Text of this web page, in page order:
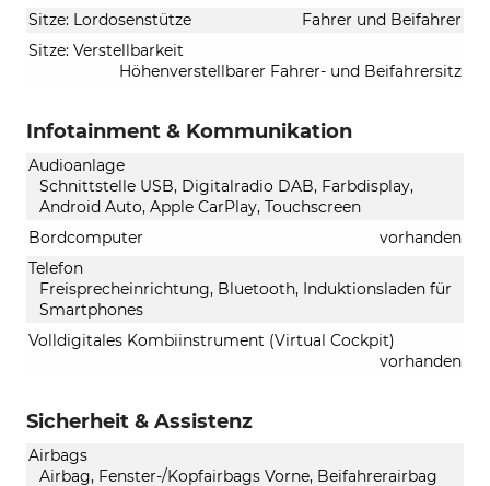
Sitze: Lordosenstütze
Fahrer und Beifahrer
Sitze: Verstellbarkeit
Höhenverstellbarer Fahrer- und Beifahrersitz
Infotainment & Kommunikation
Audioanlage
Schnittstelle USB, Digitalradio DAB, Farbdisplay,
Android Auto, Apple CarPlay, Touchscreen
Bordcomputer
vorhanden
Telefon
Freisprecheinrichtung, Bluetooth, Induktionsladen für
Smartphones
Volldigitales Kombiinstrument (Virtual Cockpit)
vorhanden
Sicherheit & Assistenz
Airbags
Airbag, Fenster-/Kopfairbags Vorne, Beifahrerairbag